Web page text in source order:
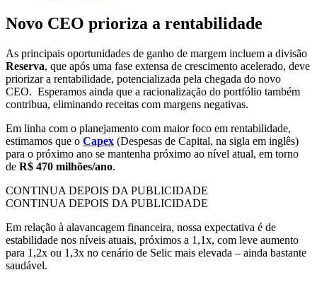
Novo CEO prioriza a rentabilidade
As principais oportunidades de ganho de margem incluem a divisão
Reserva, que após uma fase extensa de crescimento acelerado, deve
priorizar a rentabilidade, potencializada pela chegada do novo
CEO. Esperamos ainda que a racionalização do portfólio também
contribua, eliminando receitas com margens negativas.
Em linha com o planejamento com maior foco em rentabilidade,
estimamos que o Capex (Despesas de Capital, na sigla em inglês)
para o próximo ano se mantenha próximo ao nível atual, em torno
de R$ 470 milhões/ano.
CONTINUA DEPOIS DA PUBLICIDADE
CONTINUA DEPOIS DA PUBLICIDADE
Em relação à alavancagem financeira, nossa expectativa é de
estabilidade nos níveis atuais, próximos a 1,1x, com leve aumento
para 1,2x ou 1,3x no cenário de Selic mais elevada – ainda bastante
saudável.